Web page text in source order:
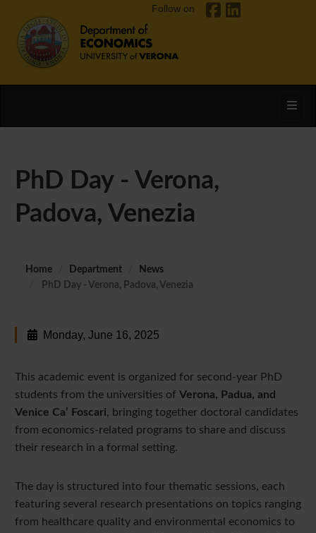
Follow on
PhD Day - Verona,
Padova, Venezia
Home Department
News
PhD Day - Verona, Padova, Venezia
Monday, June 16, 2025
This academic event is organized for second-year PhD
students from the universities of Verona, Padua, and
Venice Ca’ Foscari, bringing together doctoral candidates
from economics-related programs to share and discuss
their research in a formal setting.
The day is structured into four thematic sessions, each
featuring several research presentations on topics ranging
from healthcare quality and environmental economics to